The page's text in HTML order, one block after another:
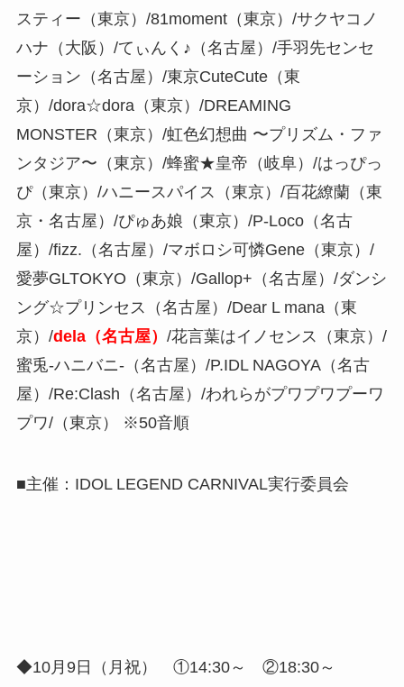
スティー（東京）/81moment（東京）/サクヤコノ
ハナ（大阪）/てぃんく♪（名古屋）/手羽先センセ
ーション（名古屋）/東京CuteCute（東
京）/dora☆dora（東京）/DREAMING
MONSTER（東京）/虹色幻想曲 〜プリズム・ファ
ンタジア〜（東京）/蜂蜜★皇帝（岐阜）/はっぴっ
ぴ（東京）/ハニースパイス（東京）/百花繚蘭（東
京・名古屋）/ぴゅあ娘（東京）/P-Loco（名古
屋）/fizz.（名古屋）/マボロシ可憐Gene（東京）/
愛夢GLTOKYO（東京）/Gallop+（名古屋）/ダンシ
ング☆プリンセス（名古屋）/Dear L mana（東
京）/dela（名古屋） /花言葉はイノセンス（東京）/
蜜兎-ハニバニ-（名古屋）/P.IDL NAGOYA（名古
屋）/Re:Clash（名古屋）/われらがプワプワプーワ
プワ/（東京） ※50音順
■主催：IDOL LEGEND CARNIVAL実行委員会
◆10月9日（月祝） ①14:30～ ②18:30～